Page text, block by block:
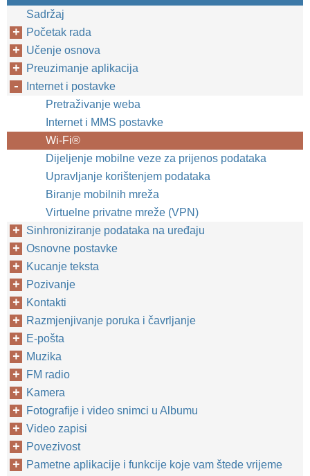
Sadržaj
Početak rada
Učenje osnova
Preuzimanje aplikacija
Internet i postavke
Pretraživanje weba
Internet i MMS postavke
Wi-Fi®
Dijeljenje mobilne veze za prijenos podataka
Upravljanje korištenjem podataka
Biranje mobilnih mreža
Virtuelne privatne mreže (VPN)
Sinhroniziranje podataka na uređaju
Osnovne postavke
Kucanje teksta
Pozivanje
Kontakti
Razmjenjivanje poruka i čavrljanje
E-pošta
Muzika
FM radio
Kamera
Fotografije i video snimci u Albumu
Video zapisi
Povezivost
Pametne aplikacije i funkcije koje vam štede vrijeme